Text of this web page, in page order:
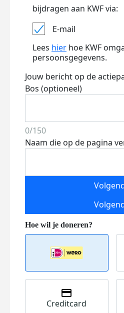
bijdragen aan KWF via:
E-mail
Lees hier hoe KWF
persoonsgegevens.
Jouw bericht op de
Bos (optioneel)
0/150
Naam die op de pagina
Creditcard